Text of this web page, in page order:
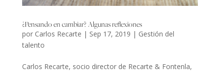
¿Pensando en cambiar? Algunas reflexiones
por Carlos Recarte | Sep 17, 2019 | Gestión del
talento
Carlos Recarte, socio director de Recarte & Fontenla,